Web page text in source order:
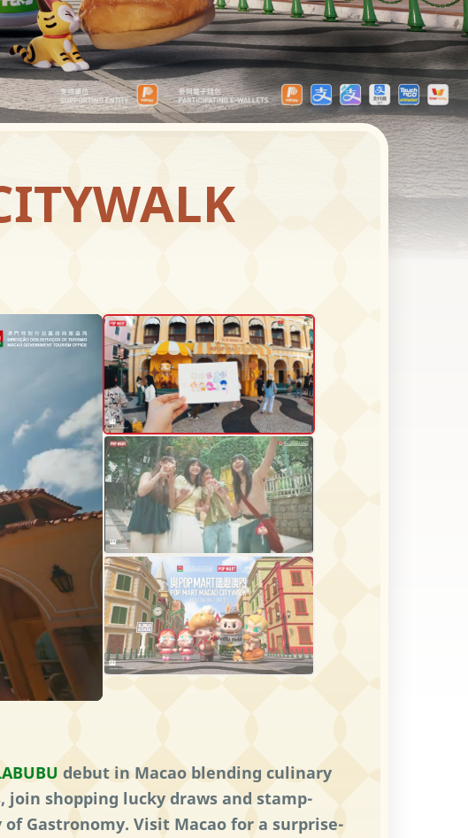
debut in Macao blending culinary
shopping lucky draws and stamp-
of Gastronomy. Visit Macao for a surprise-